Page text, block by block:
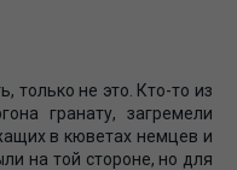
только не это. Кто-то из
гранату, загремели
в кюветах немцев и
на той стороне, но для